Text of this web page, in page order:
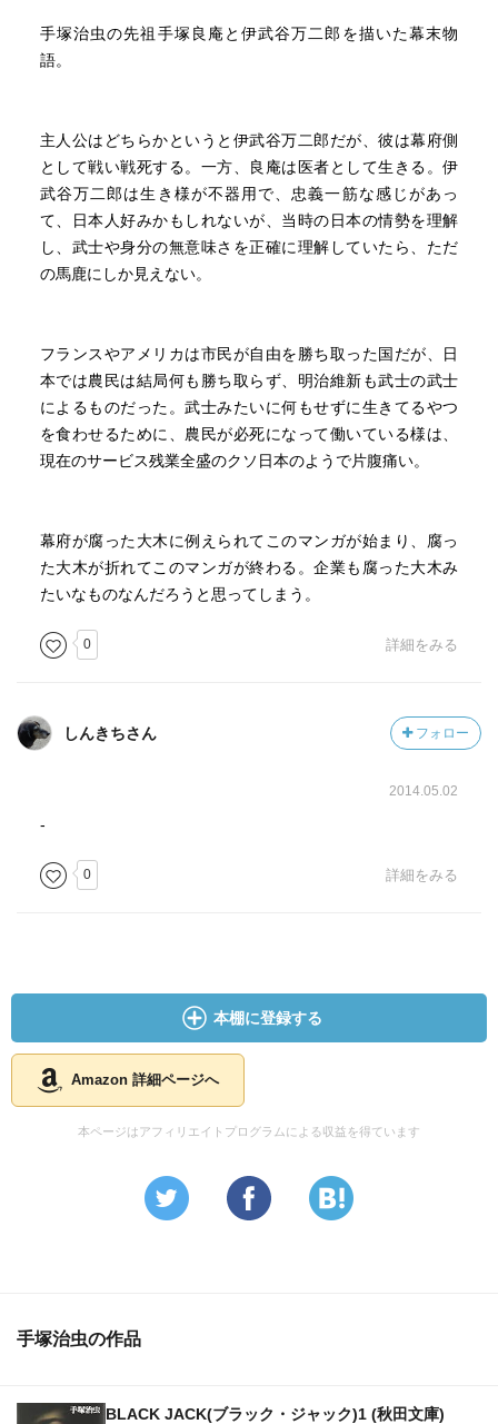
手塚治虫の先祖手塚良庵と伊武谷万二郎を描いた幕末物
語。
主人公はどちらかというと伊武谷万二郎だが、彼は幕府側
として戦い戦死する。一方、良庵は医者として生きる。伊
武谷万二郎は生き様が不器用で、忠義一筋な感じがあっ
て、日本人好みかもしれないが、当時の日本の情勢を理解
し、武士や身分の無意味さを正確に理解していたら、ただ
の馬鹿にしか見えない。
フランスやアメリカは市民が自由を勝ち取った国だが、日
本では農民は結局何も勝ち取らず、明治維新も武士の武士
によるものだった。武士みたいに何もせずに生きてるやつ
を食わせるために、農民が必死になって働いている様は、
現在のサービス残業全盛のクソ日本のようで片腹痛い。
幕府が腐った大木に例えられてこのマンガが始まり、腐っ
た大木が折れてこのマンガが終わる。企業も腐った大木み
たいなものなんだろうと思ってしまう。
0 詳細をみる
しんきちさん フォロー
2014.05.02
-
0 詳細をみる
本棚に登録する
Amazon 詳細ページへ
本ページはアフィリエイトプログラムによる収益を得ています
手塚治虫の作品
BLACK JACK(ブラック・ジャック)1 (秋田文庫)